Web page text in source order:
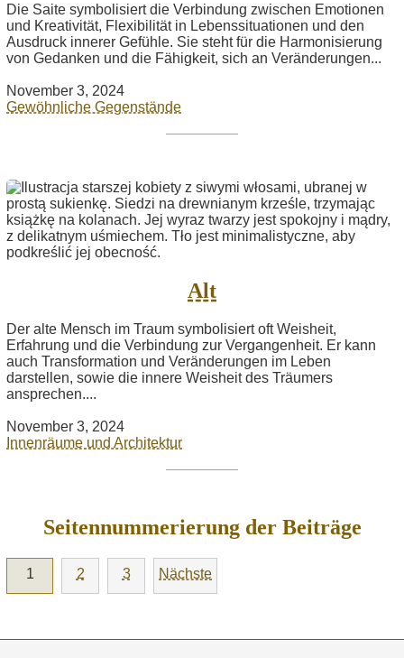
Die Saite symbolisiert die Verbindung zwischen Emotionen
und Kreativität, Flexibilität in Lebenssituationen und den
Ausdruck innerer Gefühle. Sie steht für die Harmonisierung
von Gedanken und die Fähigkeit, sich an Veränderungen...
November 3, 2024
Gewöhnliche Gegenstände
Alt
Der alte Mensch im Traum symbolisiert oft Weisheit,
Erfahrung und die Verbindung zur Vergangenheit. Er kann
auch Transformation und Veränderungen im Leben
darstellen, sowie die innere Weisheit des Träumers
ansprechen....
November 3, 2024
Innenräume und Architektur
Seitennummerierung der Beiträge
1 2 3 Nächste